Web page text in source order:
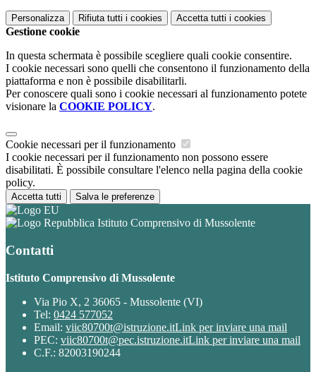
Personalizza Rifiuta tutti i cookies Accetta tutti i cookies
Gestione cookie
In questa schermata è possibile scegliere quali cookie consentire.
I cookie necessari sono quelli che consentono il funzionamento della
piattaforma e non è possibile disabilitarli.
Per conoscere quali sono i cookie necessari al funzionamento potete
visionare la COOKIE POLICY.
Cookie necessari per il funzionamento
I cookie necessari per il funzionamento non possono essere
disabilitati. È possibile consultare l'elenco nella pagina della cookie
policy.
Accetta tutti Salva le preferenze
Istituto Comprensivo di Mussolente
Contatti
Istituto Comprensivo di Mussolente
Via Pio X, 2 36065 - Mussolente (VI)
Tel: 0424 577052
Email: viic80700t@istruzione.itLink per inviare una mail
PEC: viic80700t@pec.istruzione.itLink per inviare una mail
C.F.: 82003190244